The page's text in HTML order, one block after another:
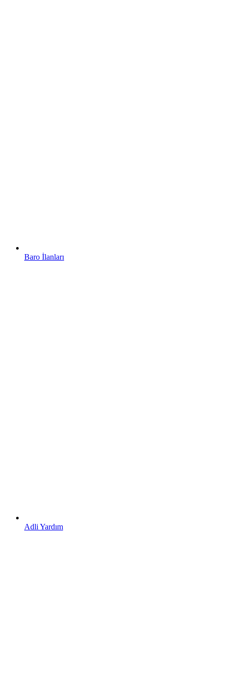
Baro İlanları
Adli Yardım